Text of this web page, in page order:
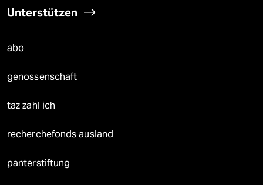
Unterstützen
abo
genossenschaft
taz zahl ich
recherchefonds ausland
panterstiftung